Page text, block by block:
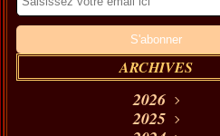
ARCHIVES
2026
Août(11)
2025